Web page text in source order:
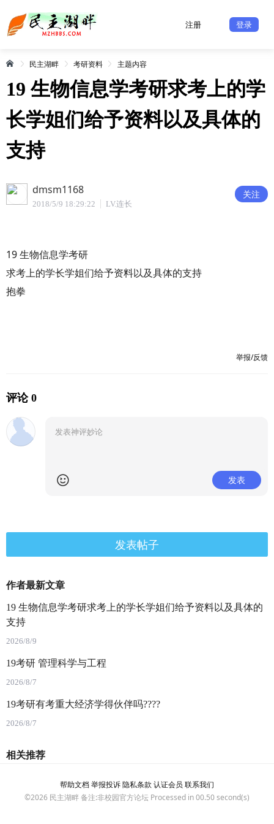
注册 登录
民主湖畔 考研资料 主题内容
19 生物信息学考研求考上的学
长学姐们给予资料以及具体的
支持
dmsm1168
2018/5/9 18:29:22 LV.连长
关注
19 生物信息学考研
求考上的学长学姐们给予资料以及具体的支持
抱拳
举报/反馈
评论 0
发表
发表帖子
作者最新文章
19 生物信息学考研求考上的学长学姐们给予资料以及具体的
支持
2026/8/9
19考研 管理科学与工程
2026/8/7
19考研有考重大经济学得伙伴吗????
2026/8/7
相关推荐
帮助文档举报投诉隐私条款 认证会员 联系我们
©2026 民主湖畔备注:非校园官方论坛 Processed in 00.50 second(s)